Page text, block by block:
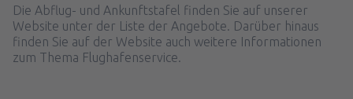
Die Abflug- und Ankunftstafel finden Sie auf unserer
Website unter der Liste der Angebote. Darüber hinaus
finden Sie auf der Website auch weitere Informationen
zum Thema Flughafenservice.